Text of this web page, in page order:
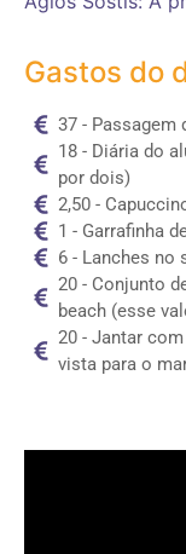
Gastos do
37 - Passagem
18 - Diária do
por dois)
2,50 -
1 - Garrafinha
6 - Lanches no
20 - Conjunto
beach (esse
20 - Jantar
vista para o